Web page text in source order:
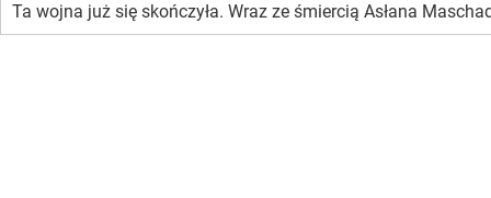
Ta wojna już się skończyła. Wraz ze śmiercią Asłana